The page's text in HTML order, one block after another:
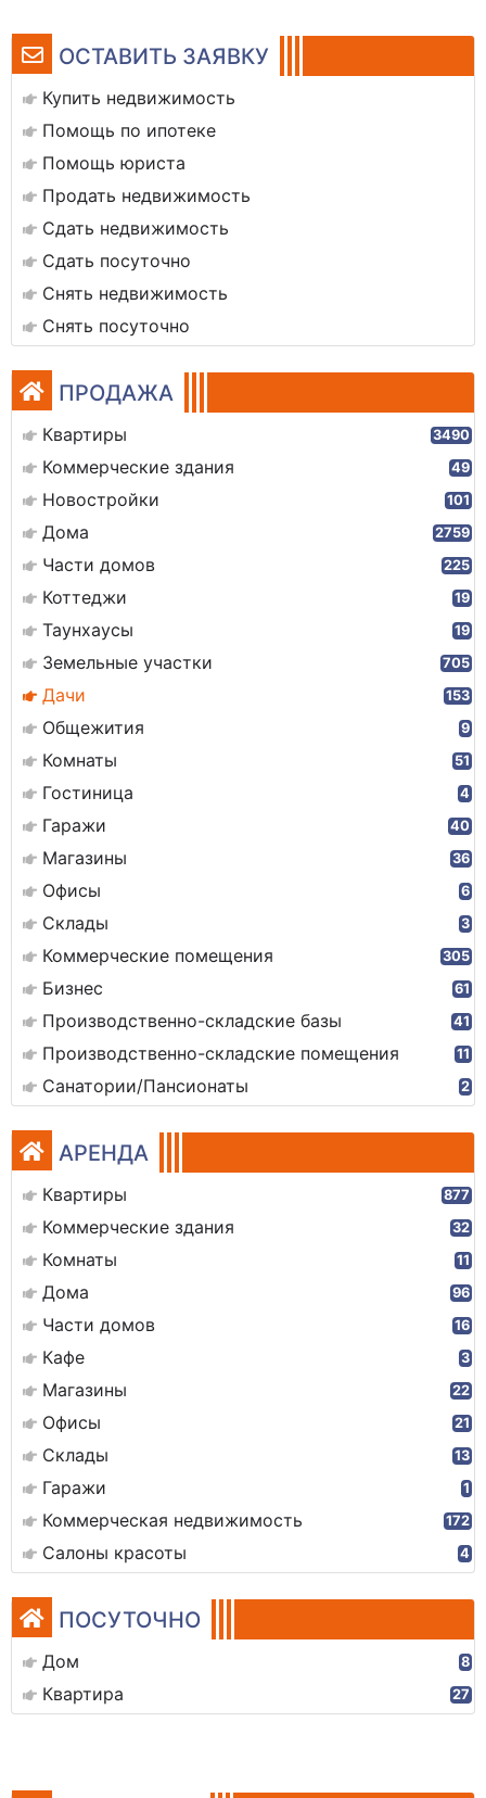
ОСТАВИТЬ ЗАЯВКУ
Купить недвижимость
Помощь по ипотеке
Помощь юриста
Продать недвижимость
Сдать недвижимость
Сдать посуточно
Снять недвижимость
Снять посуточно
ПРОДАЖА
Квартиры 3490
Коммерческие здания 49
Новостройки 101
Дома 2759
Части домов 225
Коттеджи 19
Таунхаусы 19
Земельные участки 705
Дачи 153
Общежития 9
Комнаты 51
Гостиница 4
Гаражи 40
Магазины 36
Офисы 6
Склады 3
Коммерческие помещения 305
Бизнес 61
Производственно-складские базы 41
Производственно-складские помещения 11
Санатории/Пансионаты 2
АРЕНДА
Квартиры 877
Коммерческие здания 32
Комнаты 11
Дома 96
Части домов 16
Кафе 3
Магазины 22
Офисы 21
Склады 13
Гаражи 1
Коммерческая недвижимость 172
Салоны красоты 4
ПОСУТОЧНО
Дом 8
Квартира 27